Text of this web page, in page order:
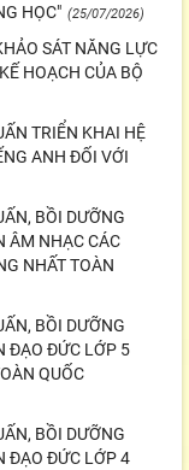
HỌC" (25/07/2026)
SÁT NĂNG LỰC
HOẠCH CỦA BỘ
TRIỂN KHAI HỆ
ANH ĐỐI VỚI
BỒI DƯỠNG
ÂM NHẠC CÁC
NHẤT TOÀN
BỒI DƯỠNG
ĐẠO ĐỨC LỚP 5
QUỐC
BỒI DƯỠNG
ĐẠO ĐỨC LỚP 4